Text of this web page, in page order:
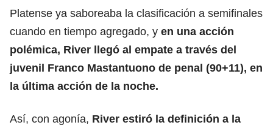
Platense ya saboreaba la clasificación a semifinales
cuando en tiempo agregado, y en una acción
polémica, River llegó al empate a través del
juvenil Franco Mastantuono de penal (90+11), en
la última acción de la noche.
Así, con agonía, River estiró la definición a la